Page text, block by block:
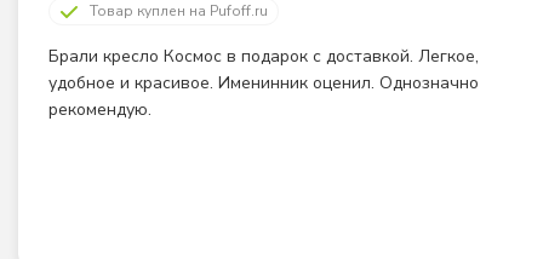
Товар куплен на Pufoff.ru
Брали кресло Космос в подарок с доставкой. Легкое,
удобное и красивое. Именинник оценил. Однозначно
рекомендую.